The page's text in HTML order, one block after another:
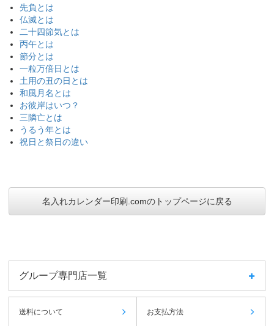
先負とは
仏滅とは
二十四節気とは
丙午とは
節分とは
一粒万倍日とは
土用の丑の日とは
和風月名とは
お彼岸はいつ？
三隣亡とは
うるう年とは
祝日と祭日の違い
名入れカレンダー印刷.comのトップページに戻る
グループ専門店一覧
送料について お支払方法